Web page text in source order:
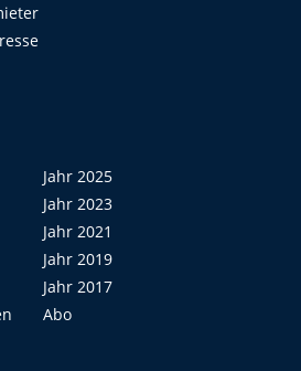
Jahr 2025
Jahr 2023
Jahr 2021
Jahr 2019
Jahr 2017
Abo